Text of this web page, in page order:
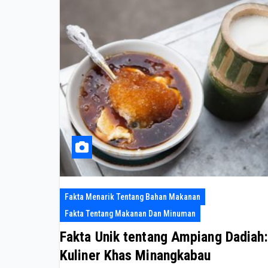
Fakta Menarik Tentang Bahan Makanan
Fakta Tentang Makanan Dan Minuman
Fakta Unik tentang Ampiang Dadiah:
Kuliner Khas Minangkabau